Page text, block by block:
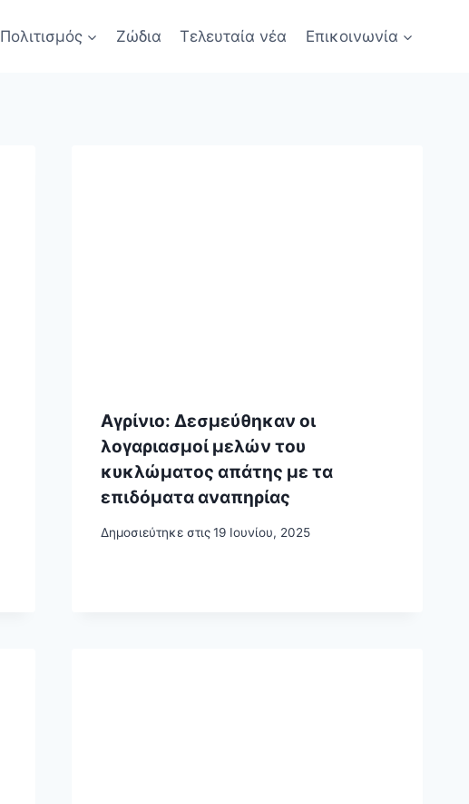
Πολιτισμός Ζώδια Τελευταία νέα Επικοινωνία
Αγρίνιο: Δεσμεύθηκαν οι
λογαριασμοί μελών του
κυκλώματος απάτης με τα
επιδόματα αναπηρίας
Δημοσιεύτηκε στις 19 Ιουνίου, 2025